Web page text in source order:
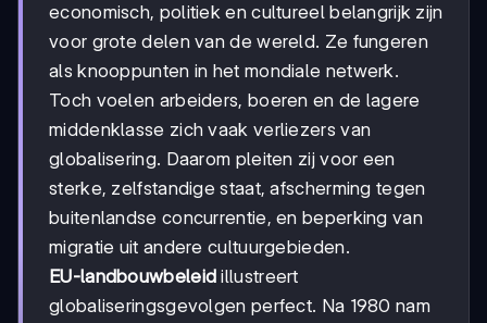
economisch, politiek en cultureel belangrijk zijn
voor grote delen van de wereld. Ze fungeren
als knooppunten in het mondiale netwerk.
Toch voelen arbeiders, boeren en de lagere
middenklasse zich vaak verliezers van
globalisering. Daarom pleiten zij voor een
sterke, zelfstandige staat, afscherming tegen
buitenlandse concurrentie, en beperking van
migratie uit andere cultuurgebieden.
EU-landbouwbeleid illustreert
globaliseringsgevolgen perfect. Na 1980 nam